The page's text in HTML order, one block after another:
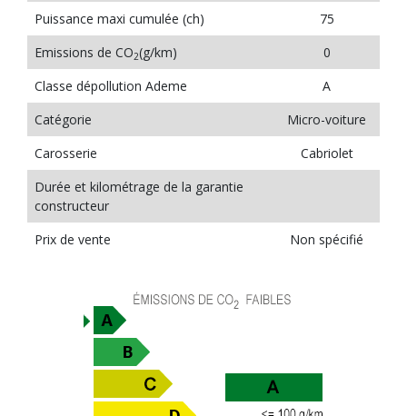
Puissance maxi cumulée (ch)
75
Emissions de CO2(g/km)
0
Classe dépollution Ademe
A
Catégorie
Micro-voiture
Carosserie
Cabriolet
Durée et kilométrage de la garantie
constructeur
Prix de vente
Non spécifié